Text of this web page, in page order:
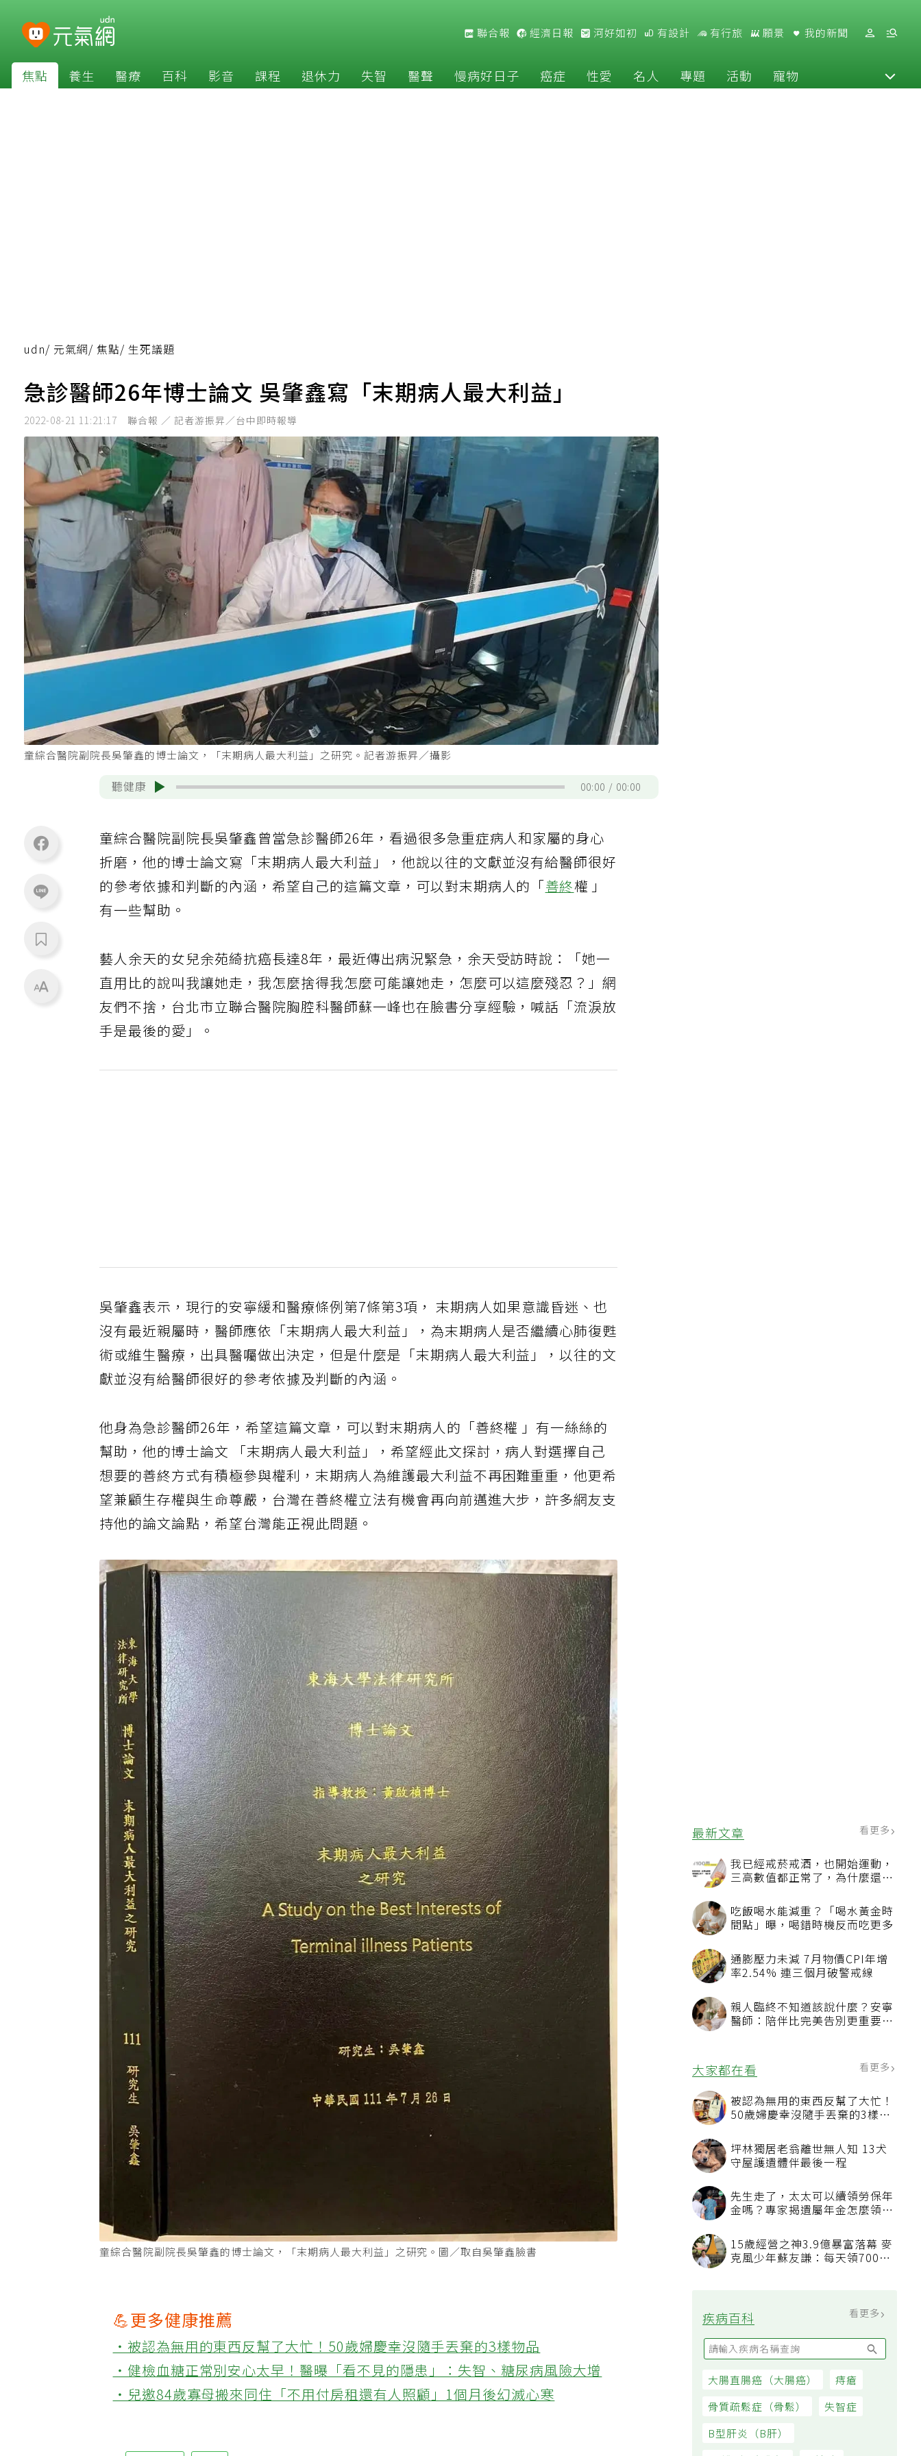
聯合報 經濟日報 河好如初 有設計 有行旅 願景 我的新聞
焦點 養生 醫療 百科 影音 課程 退休力 失智 醫聲 慢病好日子 癌症 性愛 名人 專題 活動 寵物
最新文章 看更多
我已經戒菸戒酒，也開始運動，
三高數值都正常了，為什麼還不
吃飯喝水能減重？「喝水黃金時
間點」曝，喝錯時機反而吃更多
通膨壓力未減 7月物價CPI年增
率2.54% 連三個月破警戒線
親人臨終不知道該說什麼？安寧
醫師：陪伴比完美告別更重要，
大家都在看
被認為無用的東西反幫了大忙！
50歲婦慶幸沒隨手丟棄的3樣物
坪林獨居老翁離世無人知 13犬
守屋護遺體伴最後一程
先生走了，太太可以續領勞保年
看順位還要看資格
15歲經營之神3.9億暴富落幕 麥
疾病百科
udn/ 元氣網/ 焦點/ 生死議題
急診醫師26年博士論文 吳肇鑫寫「末期病人最大利益」
2022-08-21 11:21:17 聯合報 ／ 記者游振昇／台中即時報導
童綜合醫院副院長吳肇鑫的博士論文，「末期病人最大利益」之研究。記者游振昇／攝影
聽健康 00:00 / 00:00
童綜合醫院副院長吳肇鑫曾當急診醫師26年，看過很多急重症病人和家屬的身心
折磨，他的博士論文寫「末期病人最大利益」，他說以往的文獻並沒有給醫師很好
的參考依據和判斷的內涵，希望自己的這篇文章，可以對末期病人的「善終權 」
有一些幫助。
藝人余天的女兒余苑綺抗癌長達8年，最近傳出病況緊急，余天受訪時說：「她一
直用比的說叫我讓她走，我怎麼捨得我怎麼可能讓她走，怎麼可以這麼殘忍？」網
友們不捨，台北市立聯合醫院胸腔科醫師蘇一峰也在臉書分享經驗，喊話「流淚放
手是最後的愛」。
吳肇鑫表示，現行的安寧緩和醫療條例第7條第3項， 末期病人如果意識昏迷、也
沒有最近親屬時，醫師應依「末期病人最大利益」，為末期病人是否繼續心肺復甦
術或維生醫療，出具醫囑做出決定，但是什麼是「末期病人最大利益」，以往的文
獻並沒有給醫師很好的參考依據及判斷的內涵。
他身為急診醫師26年，希望這篇文章，可以對末期病人的「善終權 」有一絲絲的
幫助，他的博士論文 「末期病人最大利益」，希望經此文探討，病人對選擇自己
想要的善終方式有積極參與權利，末期病人為維護最大利益不再困難重重，他更希
望兼顧生存權與生命尊嚴，台灣在善終權立法有機會再向前邁進大步，許多網友支
持他的論文論點，希望台灣能正視此問題。
💪更多健康推薦
‧被認為無用的東西反幫了大忙！50歲婦慶幸沒隨手丟棄的3樣物品
‧健檢血糖正常別安心太早！醫曝「看不見的隱患」：失智、糖尿病風險大增
‧兒邀84歲寡母搬來同住「不用付房租還有人照顧」1個月後幻滅心寒